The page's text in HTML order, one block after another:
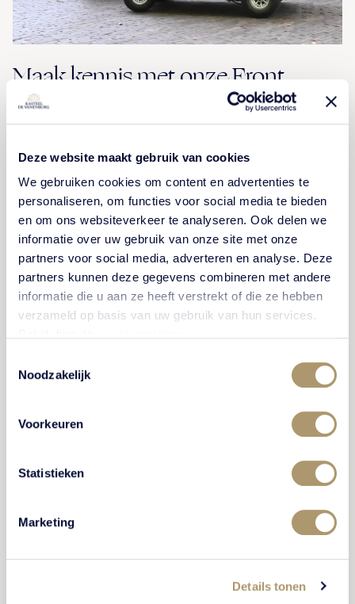
Deze website maakt gebruik van cookies
We gebruiken cookies om content en advertenties te
personaliseren, om functies voor social media te bieden
en om ons websiteverkeer te analyseren. Ook delen we
informatie over uw gebruik van onze site met onze
partners voor social media, adverteren en analyse. Deze
partners kunnen deze gegevens combineren met andere
informatie die u aan ze heeft verstrekt of die ze hebben
verzameld op basis van uw gebruik van hun services.
Noodzakelijk
Voorkeuren
Statistieken
Marketing
Details tonen
Maak kennis met onze Front
Office
collega's het werken aan de Front Office van Kasteel
De Vanenburg ervaren. 'Je bent het eerste
aanspreekpunt. Het is een heel fijn bedrijf en je kan
écht wat voor gasten betekenen.'
BEKIJK VIDEO
MEDEWERKER VERTELT